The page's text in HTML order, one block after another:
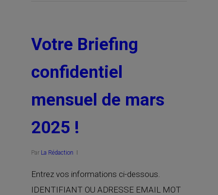
Votre Briefing
confidentiel
mensuel de mars
2025 !
Par La Rédaction
Entrez vos informations ci-dessous.
IDENTIFIANT OU ADRESSE EMAIL MOT